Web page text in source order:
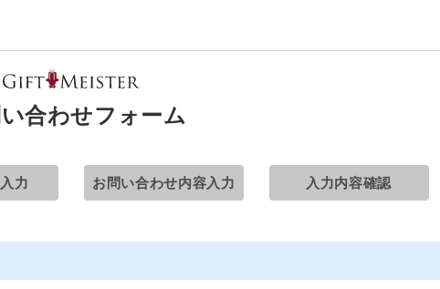
合わせフォーム
力 お問い合わせ内容入力 入力内容確認